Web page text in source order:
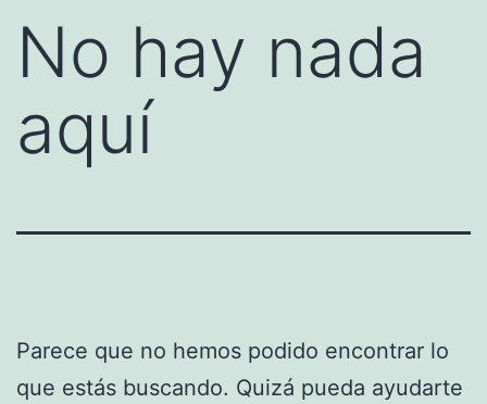
No hay nada
aquí
Parece que no hemos podido encontrar lo
que estás buscando. Quizá pueda ayudarte